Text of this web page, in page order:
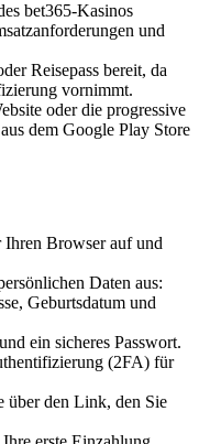
bet365-Kasinos
und
Reisepass bereit, da
vornimmt.
oder die progressive
dem Google Play Store
Ihren Browser auf und
Daten aus:
Geburtsdatum und
ein sicheres Passwort.
(2FA) für
über den Link, den Sie